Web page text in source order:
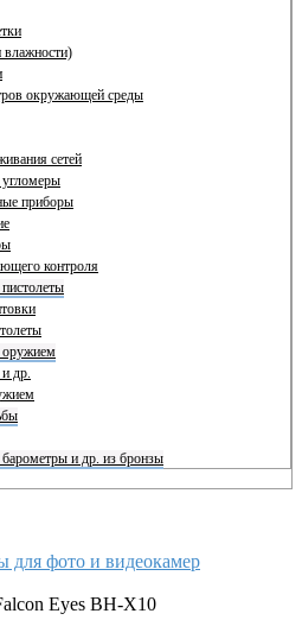
окружающей среды
сетей
приборы
контроля
оружием
др.
и др. из бронзы
фото и видеокамер
Eyes BH-X10